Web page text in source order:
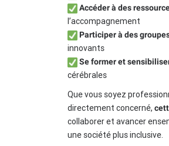
Accéder à des
l’accompagnement
Participer à des
innovants
Se former et
cérébrales
Que vous soyez
directement concerné,
collaborer et avancer
une société plus inclusive.